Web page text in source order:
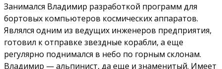
Занимался Владимир разработкой программ для
бортовых компьютеров космических аппаратов.
Являлся одним из ведущих инженеров предприятия,
готовил к отправке звездные корабли, а еще
регулярно поднимался в небо по горным склонам.
Владимир — альпинист, да еще и знаменитый. Имеет